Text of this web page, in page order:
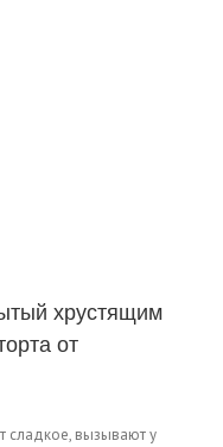
хрустящим
от
сладкое, вызывают у